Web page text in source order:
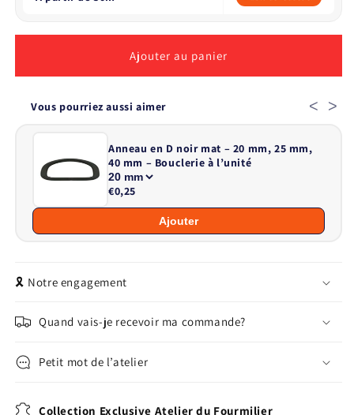
Ajouter au panier
Vous pourriez aussi aimer < >
Anneau en D noir mat – 20 mm, 25 mm,
40 mm – Bouclerie à l’unité
€0,25
Ajouter
🎗️ Notre engagement
Quand vais-je recevoir ma commande?
Petit mot de l’atelier
Collection Exclusive Atelier du Fourmilier